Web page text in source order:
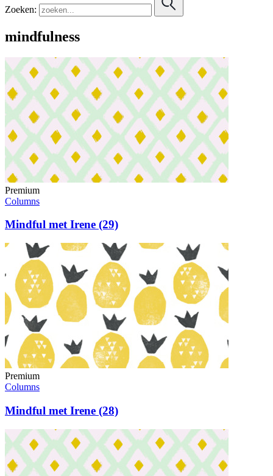
Zoeken:
mindfulness
Premium
Columns
Mindful met Irene (29)
Premium
Columns
Mindful met Irene (28)